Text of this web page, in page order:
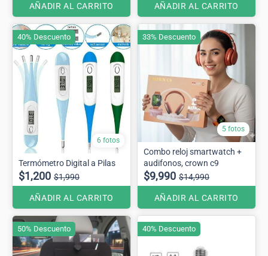
AÑADIR AL CARRITO AÑADIR AL CARRITO
6 fotos
Termómetro Digital a Pilas
$1,200 $1,990
AÑADIR AL CARRITO
40% Descuento
5 fotos
Combo reloj smartwatch +
audifonos, crown c9
$9,990 $14,990
AÑADIR AL CARRITO
33% Descuento
50% Descuento 40% Descuento